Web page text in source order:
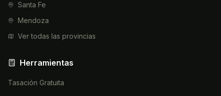
Santa Fe
Mendoza
Ver todas las provincias
Herramientas
Tasación Gratuita